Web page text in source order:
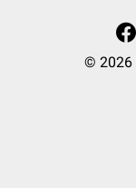
© 2026